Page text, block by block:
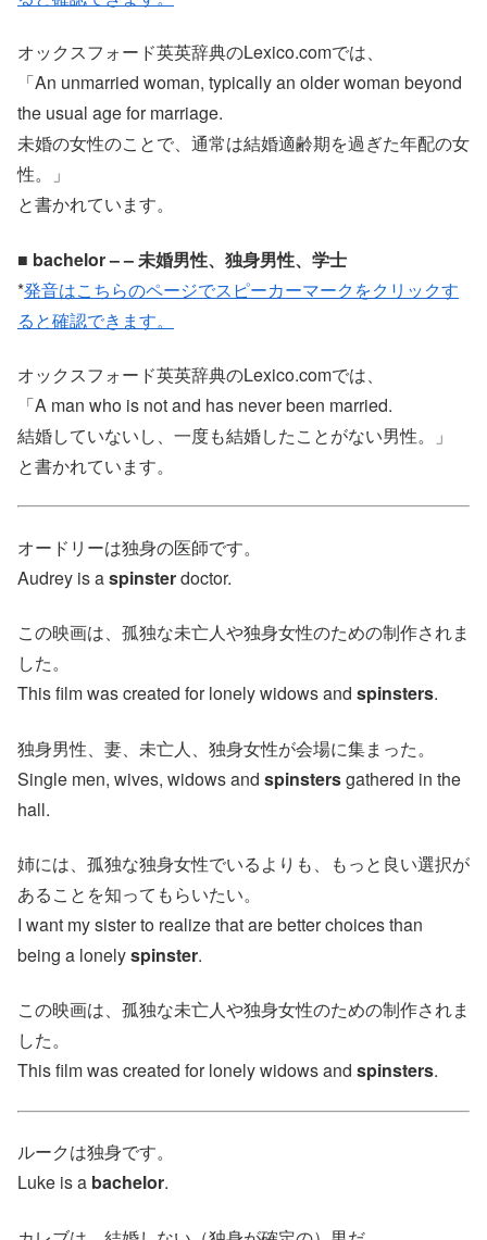
オックスフォード英英辞典のLexico.comでは、
「An unmarried woman, typically an older woman beyond
the usual age for marriage.
未婚の女性のことで、通常は結婚適齢期を過ぎた年配の女
性。」
と書かれています。
■ bachelor – – 未婚男性、独身男性、学士
*発音はこちらのページでスピーカーマークをクリックす
ると確認できます。
オックスフォード英英辞典のLexico.comでは、
「A man who is not and has never been married.
結婚していないし、一度も結婚したことがない男性。」
と書かれています。
オードリーは独身の医師です。
Audrey is aspinsterdoctor.
この映画は、孤独な未亡人や独身女性のための制作されま
した。
This film was created for lonely widows and spinsters.
独身男性、妻、未亡人、独身女性が会場に集まった。
Single men, wives, widows and spinstersgathered in the
hall.
姉には、孤独な独身女性でいるよりも、もっと良い選択が
あることを知ってもらいたい。
I want my sister to realize that are better choices than
being a lonelyspinster.
この映画は、孤独な未亡人や独身女性のための制作されま
した。
This film was created for lonely widows and spinsters.
ルークは独身です。
Luke is a bachelor.